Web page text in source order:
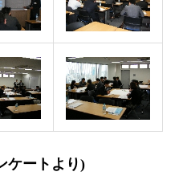
ケートより)